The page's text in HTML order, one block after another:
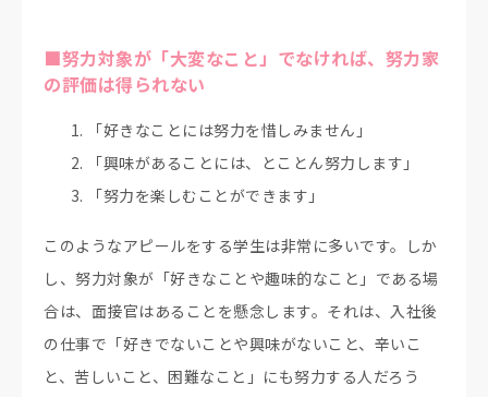
■努力対象が「大変なこと」でなければ、努力家
の評価は得られない
「好きなことには努力を惜しみません」
「興味があることには、とことん努力します」
「努力を楽しむことができます」
このようなアピールをする学生は非常に多いです。しか
し、努力対象が「好きなことや趣味的なこと」である場
合は、面接官はあることを懸念します。それは、入社後
の仕事で「好きでないことや興味がないこと、辛いこ
と、苦しいこと、困難なこと」にも努力する人だろう